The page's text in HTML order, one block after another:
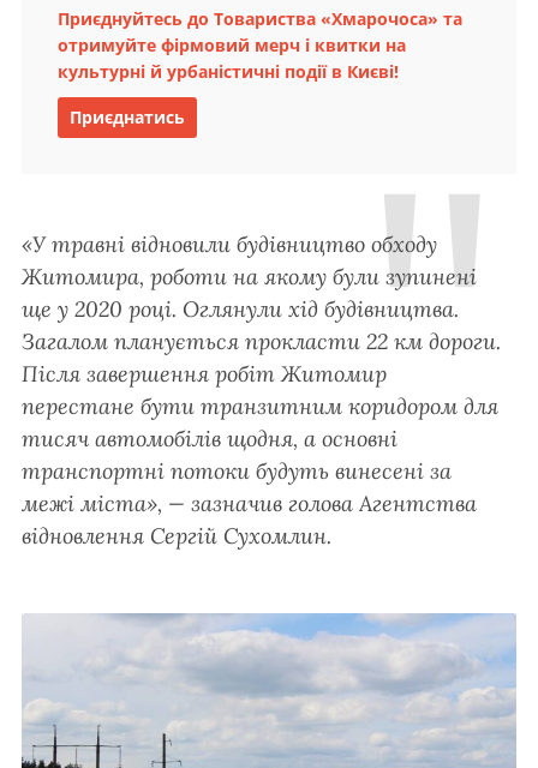
Приєднуйтесь до Товариства «Хмарочоса» та
отримуйте фірмовий мерч і квитки на
культурні й урбаністичні події в Києві!
Приєднатись
«У травні відновили будівництво обходу
Житомира, роботи на якому були зупинені
ще у 2020 році. Оглянули хід будівництва.
Загалом планується прокласти 22 км дороги.
Після завершення робіт Житомир
перестане бути транзитним коридором для
тисяч автомобілів щодня, а основні
транспортні потоки будуть винесені за
межі міста», — зазначив голова Агентства
відновлення Сергій Сухомлин.